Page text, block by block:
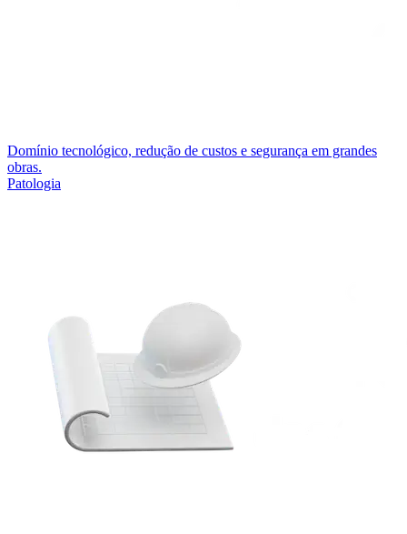
Domínio tecnológico, redução de custos e segurança em grandes
obras.
Patologia